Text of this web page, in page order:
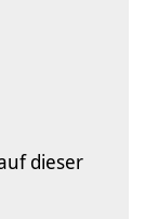
dieser